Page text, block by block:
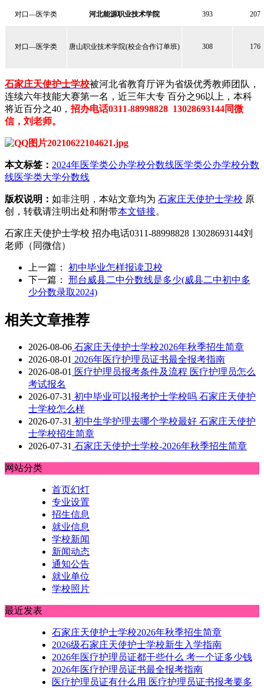
对口—医学类 河北能源职业技术学院 393 207
对口—医学类 唐山职业技术学院(校企合作订单班) 308 176
石家庄天使护士学校被河北省教育厅评为省级优秀教师团队，
连续六年技能大赛第一名，近三年大专 百分之96以上，本科
将近百分之40， 招办电话0311-88998828 13028693144同微
信，刘老师。
本文标签： 2024年医学类公办学校分数线医学类公办学校分数
线医学类大学分数线
版权说明： 如非注明，本站文章均为 石家庄天使护士学校 原
创，转载请注明出处和附带本文链接。
石家庄天使护士学校 招办电话0311-88998828 13028693144刘
老师（同微信）
上一篇： 初中毕业怎样报读卫校
下一篇： 邢台威县二中分数线是多少(威县二中初中多
少分数录取2024)
相关文章推荐
2026-08-06 石家庄天使护士学校2026年秋季招生简章
2026-08-01 2026年医疗护理员证书最全报考指南
2026-08-01 医疗护理员报考条件及流程 医疗护理员怎么
考试报名
2026-07-31 初中毕业可以报考护士学校吗 石家庄天使护
士学校怎么样
2026-07-31 初中生学护理去哪个学校最好 石家庄天使护
士学校招生简章
2026-07-31 石家庄天使护士学校-2026年秋季招生简章
网站分类
首页幻灯
专业设置
招生信息
就业信息
学校新闻
新闻动态
通知公告
就业单位
学校照片
最近发表
石家庄天使护士学校2026年秋季招生简章
2026级石家庄天使护士学校新生入学指南
2026年医疗护理员证都干些什么 考一个证多少钱
2026年医疗护理员证书最全报考指南
医疗护理员证有什么用 医疗护理员证书报考要多